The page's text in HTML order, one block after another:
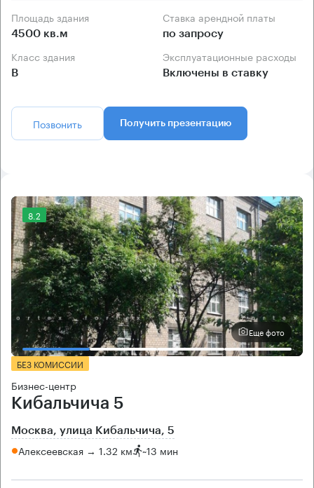
Площадь здания
4500 кв.м
Ставка арендной платы
по запросу
Класс здания
B
Эксплуатационные расходы
Включены в ставку
Позвонить Получить презентацию
8.2
Еще фото
БЕЗ КОМИССИИ
Бизнес-центр
Кибальчича 5
Москва, улица Кибальчича, 5
Алексеевская → 1.32 км ~13 мин